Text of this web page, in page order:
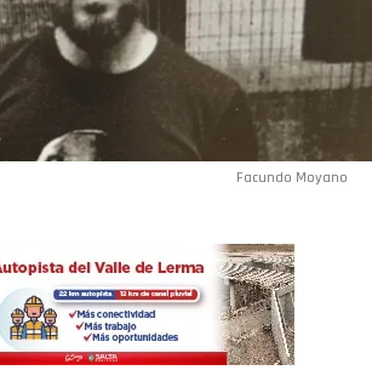
Facundo Moyano